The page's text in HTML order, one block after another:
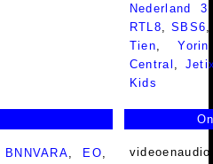
Nederland
RTL8 ,SBS6
Tien ,Yorin
Central
Kids
BNNVARA, EO,